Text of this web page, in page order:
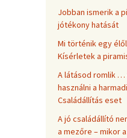
Jobban ismerik a
jótékony hatását
Mi történik egy
Kísérletek a
A látásod romlik …
használni a
Családállítás eset
A jó családállító
a mezőre – mikor